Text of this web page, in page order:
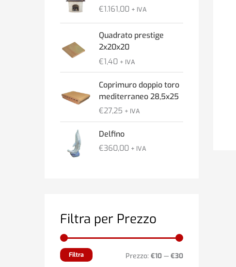
i
o
0
a
€
€1.161,00 + IVA
Quadrato prestige
2x20x20
€1,40 + IVA
Coprimuro doppio toro
mediterraneo 28,5x25
€27,25 + IVA
Delfino
€360,00 + IVA
Filtra per Prezzo
Filtra Prezzo: €10 — €30